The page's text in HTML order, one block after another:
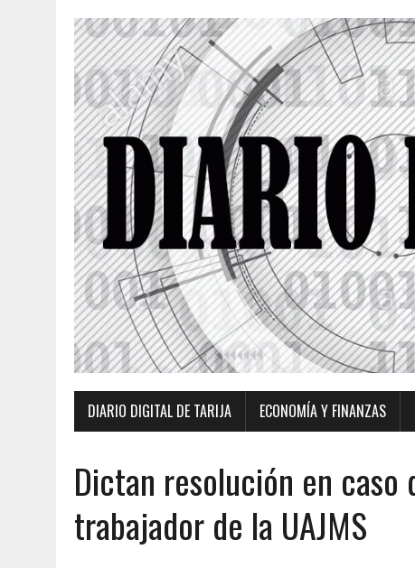
DIARIO DIGITAL DE TARIJA ECONOMÍA Y FINANZAS
Dictan resolución en
trabajador de la UAJMS